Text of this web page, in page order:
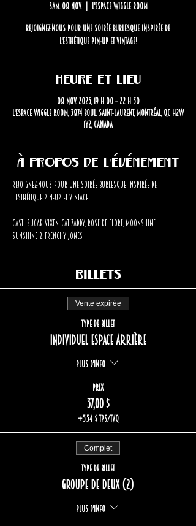
sam. 08 nov.
  |
L'Espace Wiggle Room
Rejoignez-nous pour une soirée burlesque inspirée de
l'esthétique pin-up et vintage!
Heure et lieu
08 nov. 2025, 19 h 00 – 22 h 30
L'Espace Wiggle Room, 3874 Boul. Saint-Laurent, Montréal, QC H2W
1Y2, Canada
À propos de l'événement
Rejoignez-nous pour une soirée burlesque inspirée de
l'esthétique pin-up et vintage !
Cast: Sugar Vixen, Cat Zaddy, Rose de Flore, Moonshine
Sunshine & Frenchy Jones
Billets
Vente expirée
Type de billet
Individuel espace arrière
Plus d'info
Prix
37,00 $
+5,54 $ TPS/TVQ
Complet
Type de billet
Groupe de deux (2)
Plus d'info